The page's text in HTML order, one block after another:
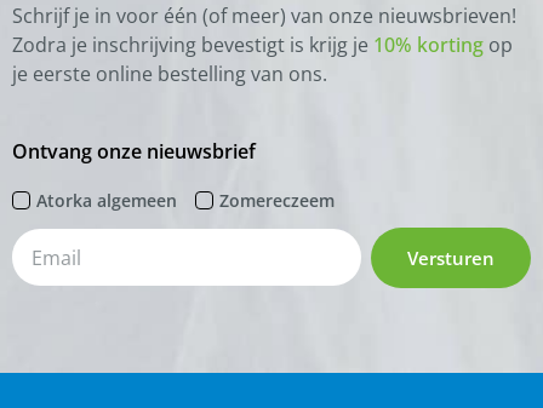
Schrijf je in voor één (of meer) van onze nieuwsbrieven!
Zodra je inschrijving bevestigt is krijg je 10% korting op
je eerste online bestelling van ons.
Ontvang onze nieuwsbrief
Atorka algemeen Zomereczeem
Versturen